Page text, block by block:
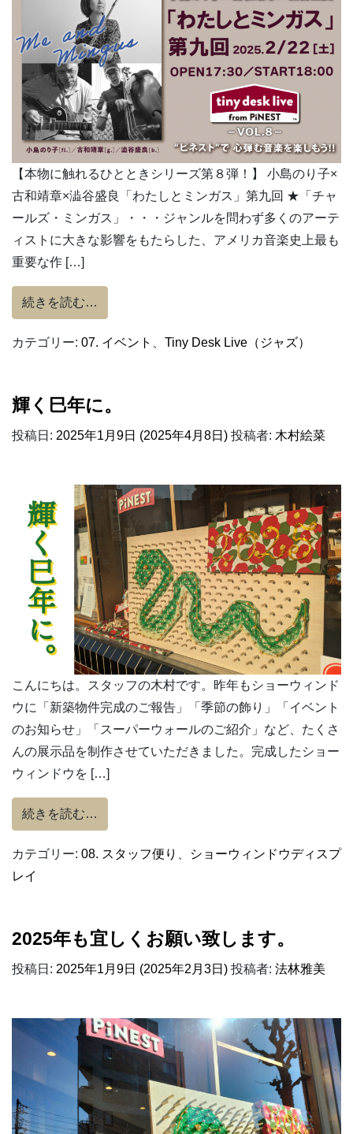
【本物に触れるひとときシリーズ第８弾！】 小島のり子×
古和靖章×澁谷盛良「わたしとミンガス」第九回 ★「チャ
ールズ・ミンガス」・・・ジャンルを問わず多くのアーテ
ィストに大きな影響をもたらした、アメリカ音楽史上最も
重要な作 […]
続きを読む…
カテゴリー: 07. イベント Tiny Desk Live（ジャズ）
輝く巳年に。
投稿日: 2025年1月9日 (2025年4月8日) 投稿者: 木村絵菜
こんにちは。スタッフの木村です。昨年もショーウィンド
ウに「新築物件完成のご報告」「季節の飾り」「イベント
のお知らせ」「スーパーウォールのご紹介」など、たくさ
んの展示品を制作させていただきました。完成したショー
ウィンドウを […]
続きを読む…
カテゴリー: 08. スタッフ便り
ショーウィンドウディスプ
レイ
2025年も宜しくお願い致します。
投稿日: 2025年1月9日 (2025年2月3日) 投稿者: 法林雅美